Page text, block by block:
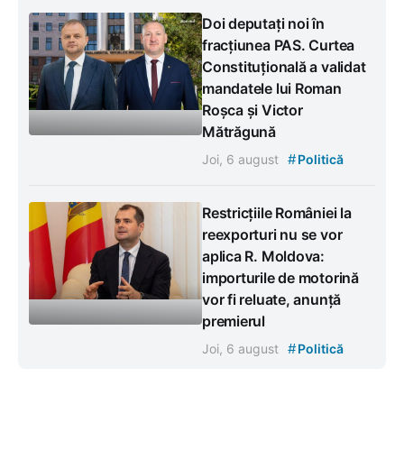
Doi deputați noi în
fracțiunea PAS. Curtea
Constituțională a validat
mandatele lui Roman
Roșca și Victor
Mătrăgună
Joi, 6 august #Politică
Restricțiile României la
reexporturi nu se vor
aplica R. Moldova:
importurile de motorină
vor fi reluate, anunță
premierul
Joi, 6 august #Politică